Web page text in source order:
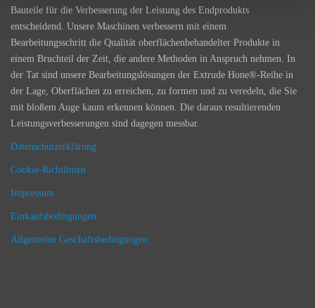
Bauteile für die Verbesserung der Leistung des Endprodukts
entscheidend. Unsere Maschinen verbessern mit einem
Bearbeitungsschritt die Qualität oberflächenbehandelter Produkte in
einem Bruchteil der Zeit, die andere Methoden in Anspruch nehmen. In
der Tat sind unsere Bearbeitungslösungen der Extrude Hone®-Reihe in
der Lage, Oberflächen zu erreichen, zu formen und zu veredeln, die Sie
mit bloßem Auge kaum erkennen können. Die daraus resultierenden
Leistungsverbesserungen sind dagegen messbar.
Datenschutzerklärung
Cookie-Richtlinien
Impressum
Einkaufsbedingungen
Allgemeine Geschäftsbedingungen